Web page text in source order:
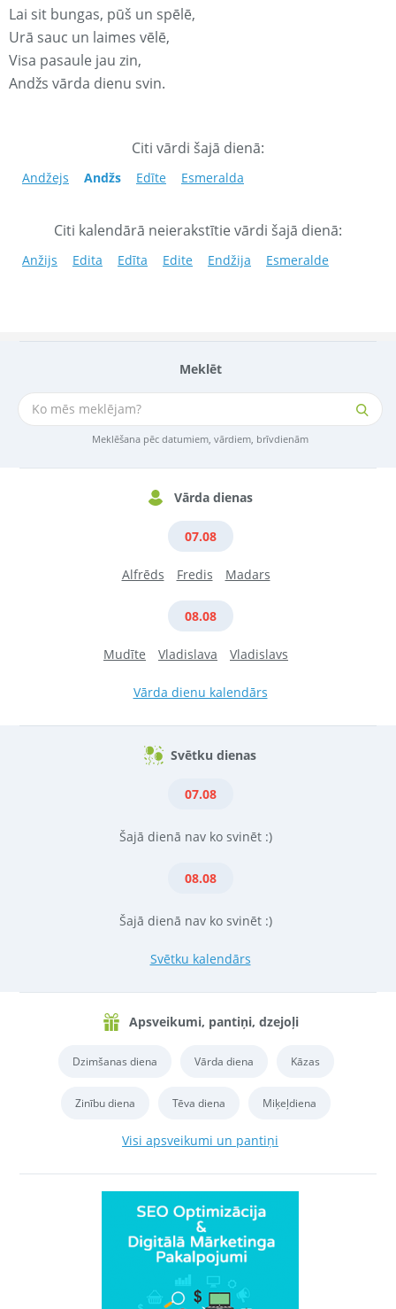
Meklēt
Meklēšana pēc datumiem, vārdiem, brīvdienām
Vārda dienas
07.08
Alfrēds Fredis Madars
08.08
Mudīte Vladislava Vladislavs
Vārda dienu kalendārs
Svētku dienas
07.08
Šajā dienā nav ko svinēt :)
08.08
Šajā dienā nav ko svinēt :)
Svētku kalendārs
Apsveikumi, pantiņi, dzejoļi
Dzimšanas diena Vārda diena Kāzas
Zinību diena Tēva diena Miķeļdiena
Visi apsveikumi un pantiņi
Lai sit bungas, pūš un spēlē,
Urā sauc un laimes vēlē,
Visa pasaule jau zin,
Andžs vārda dienu svin.
Citi vārdi šajā dienā:
Andžejs Andžs Edīte Esmeralda
Citi kalendārā neierakstītie vārdi šajā dienā:
Anžijs Edita Edīta Edite Endžija Esmeralde